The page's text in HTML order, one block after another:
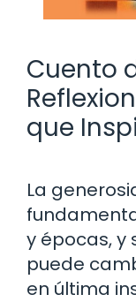
Cuento
que
La
y épocas,
puede
en última